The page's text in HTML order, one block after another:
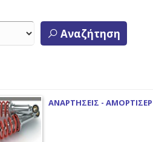
Αναζήτηση
ΑΝΑΡΤΗΣΕΙΣ - ΑΜΟΡΤΙΣΕΡ